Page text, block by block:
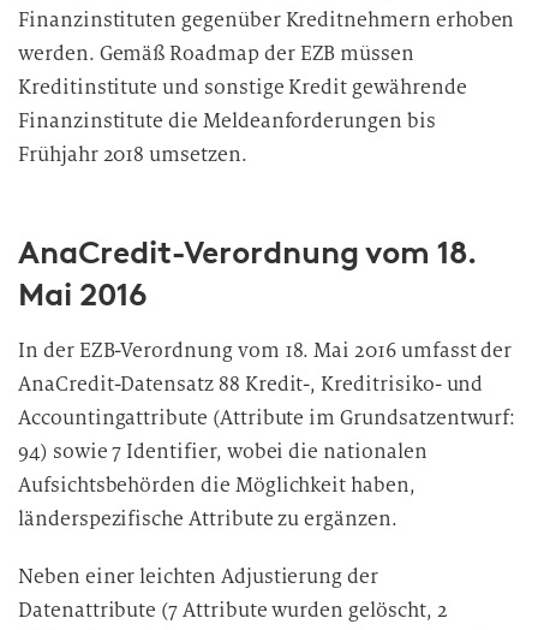
Finanzinstituten gegenüber Kreditnehmern erhoben
werden. Gemäß Roadmap der EZB müssen
Kreditinstitute und sonstige Kredit gewährende
Finanzinstitute die Meldeanforderungen bis
Frühjahr 2018 umsetzen.
AnaCredit-Verordnung vom 18.
Mai 2016
In der EZB-Verordnung vom 18. Mai 2016 umfasst der
AnaCredit-Datensatz 88 Kredit-, Kreditrisiko- und
Accountingattribute (Attribute im Grundsatzentwurf:
94) sowie 7 Identifier, wobei die nationalen
Aufsichtsbehörden die Möglichkeit haben,
länderspezifische Attribute zu ergänzen.
Neben einer leichten Adjustierung der
Datenattribute (7 Attribute wurden gelöscht, 2